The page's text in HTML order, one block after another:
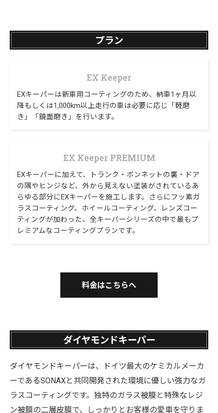
プラン
EX Keeper
EXキーパーは新車用コーティングのため、納車1ヶ月以
降もしくは1,000km以上走行の車は必要に応じ「軽磨
き」「鏡面磨き」を行います。
EX Keeper PREMIUM
EXキーパーに加えて、トランク・ボンネットの裏・ドア
の隅やヒンジなど、外から見えない塗装がされているあ
らゆる部分にEXキーパーを施工します。さらにフッ素ガ
ラスコーティング、ホイールコーティング、レンズコー
ティングが加わった、全キーパーシリーズの中で最もプ
レミアムなコーティングプランです。
料金はこちらへ
ダイヤモンドキーパー
ダイヤモンドキーパーは、ドイツ最大のケミカルメーカ
ーであるSONAXと共同開発された環境に優しい強力なガ
ラスコーティングです。独特のガラス被膜と特殊なレジ
ン被膜の二層皮膜で、しっかりとお客様の愛車を守りま